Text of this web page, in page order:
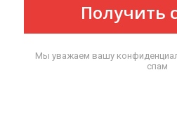
Получить
Мы уважаем вашу
спам